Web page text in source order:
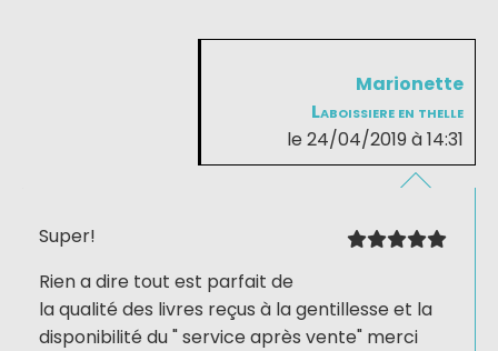
Marionette
Laboissiere en thelle
le 24/04/2019 à 14:31
Super!
Rien a dire tout est parfait de
la qualité des livres reçus à la gentillesse et la
disponibilité du " service après vente" merci